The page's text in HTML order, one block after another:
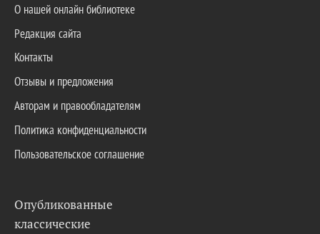
О нашей онлайн библиотеке
Редакция сайта
Контакты
Отзывы и предложения
Авторам и правообладателям
Политика конфиденциальности
Пользовательское соглашение
Опубликованные
классические